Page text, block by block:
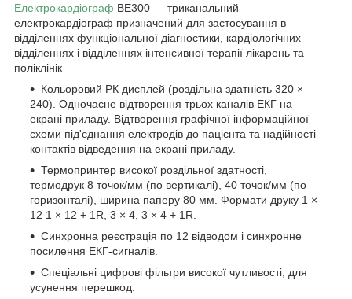
Електрокардіограф ВЕ300 — триканальний
електрокардіограф призначений для застосування в
відділеннях функціональної діагностики, кардіологічних
відділеннях і відділеннях інтенсивної терапії лікарень та
поліклінік
Кольоровий РК дисплей (роздільна здатність 320 ×
240). Одночасне відтворення трьох каналів ЕКГ на
екрані приладу. Відтворення графічної інформаційної
схеми під'єднання електродів до пацієнта та надійності
контактів відведення на екрані приладу.
Термопринтер високої роздільної здатності,
термодрук 8 точок/мм (по вертикалі), 40 точок/мм (по
горизонталі), ширина паперу 80 мм. Формати друку 1 ×
12 1 × 12 + 1R, 3 × 4, 3 × 4 + 1R.
Синхронна реєстрація по 12 відводом і синхронне
посилення ЕКГ-сигналів.
Спеціальні цифрові фільтри високої чутливості, для
усунення перешкод.